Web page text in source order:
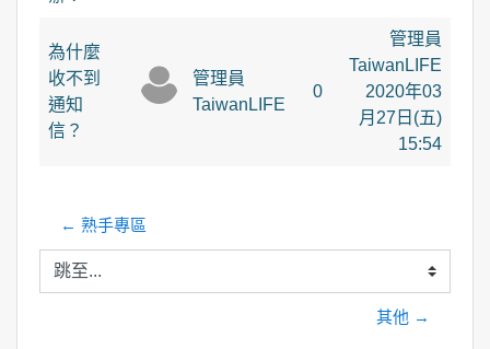
為什麼
收不到
通知
信？
管理員
TaiwanLIFE
0
管理員
TaiwanLIFE
2020年03
月27日(五)
15:54
← 熟手專區
跳至...
其他 →